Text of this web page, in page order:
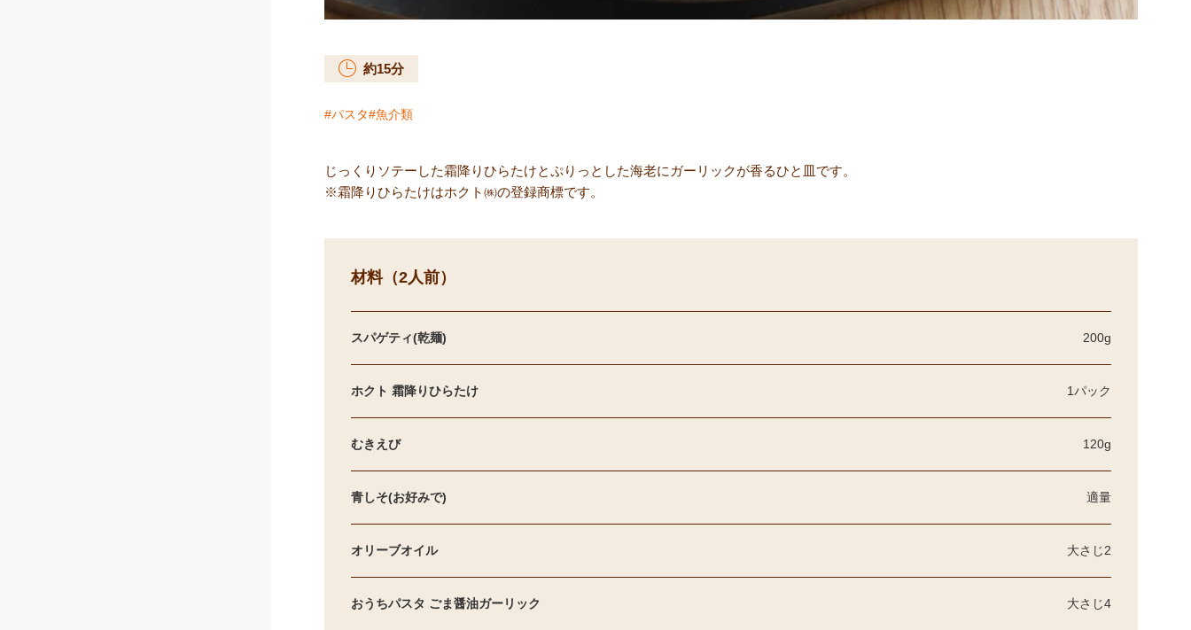
約15分
パスタ 魚介類
じっくりソテーした霜降りひらたけとぷりっとした海老にガーリックが香るひと皿です。
※霜降りひらたけはホクト㈱の登録商標です。
材料（2人前）
スパゲティ(乾麺) 200g
ホクト 霜降りひらたけ 1パック
むきえび 120g
青しそ(お好みで) 適量
オリーブオイル 大さじ2
おうちパスタ ごま醤油ガーリック 大さじ4